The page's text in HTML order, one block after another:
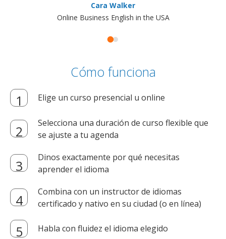
Cara Walker
Online Business English in the USA
Cómo funciona
Elige un curso presencial u online
Selecciona una duración de curso flexible que
se ajuste a tu agenda
Dinos exactamente por qué necesitas
aprender el idioma
Combina con un instructor de idiomas
certificado y nativo en su ciudad (o en línea)
Habla con fluidez el idioma elegido